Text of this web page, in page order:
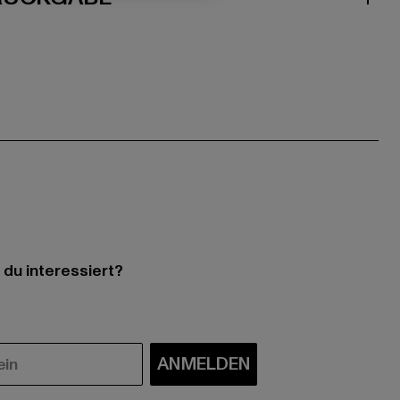
interessiert?
ANMELDEN